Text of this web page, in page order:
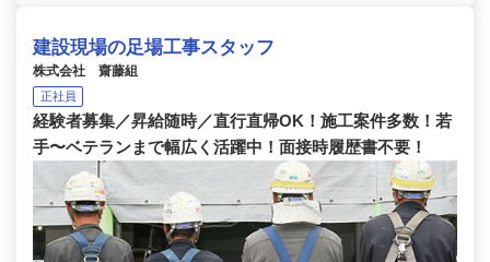
建設現場の足場工事スタッフ
株式会社 齋藤組
正社員
経験者募集／昇給随時／直行直帰OK！施工案件多数！若
手〜ベテランまで幅広く活躍中！面接時履歴書不要！